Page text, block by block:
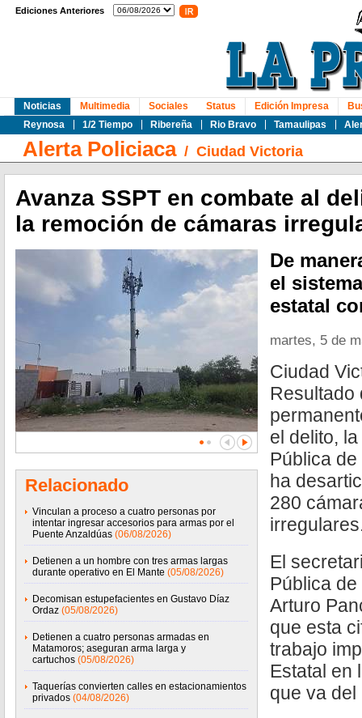
Ediciones Anteriores
Noticias
Reynosa
1/2 Tiempo Ribereña Rio Bravo Tamaulipas
Multimedia Sociales Status Edición Impresa
Alerta Policiaca/ Ciudad Victoria
Avanza SSPT en combate al
la remoción de cámaras
Relacionado
Vinculan a proceso a cuatro personas por
intentar ingresar accesorios para armas por el
Puente Anzaldúas (06/08/2026)
Detienen a un hombre con tres armas largas
durante operativo en El Mante (05/08/2026)
Decomisan estupefacientes en Gustavo Díaz
Ordaz (05/08/2026)
Detienen a cuatro personas armadas en
Matamoros; aseguran arma larga y
cartuchos (05/08/2026)
Taquerías convierten calles en estacionamientos
privados (04/08/2026)
De
el
estatal
martes, 5 de
Ciudad
Resultado
el delito,
Pública
ha
280
El
Pública
Arturo
que esta
trabajo
Estatal en
que va del